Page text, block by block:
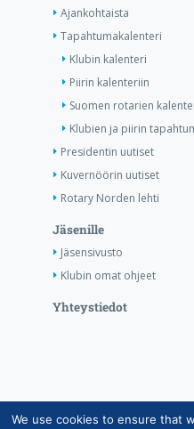
Ajankohtaista
Tapahtumakalenteri
Klubin kalenteri
Piirin kalenteriin
Suomen rotarien
Klubien ja piirin
Presidentin uutiset
Kuvernöörin uutiset
Rotary Norden lehti
Jäsenille
Jäsensivusto
Klubin omat ohjeet
Yhteystiedot
Copyright ©
We use cookies to ensure that